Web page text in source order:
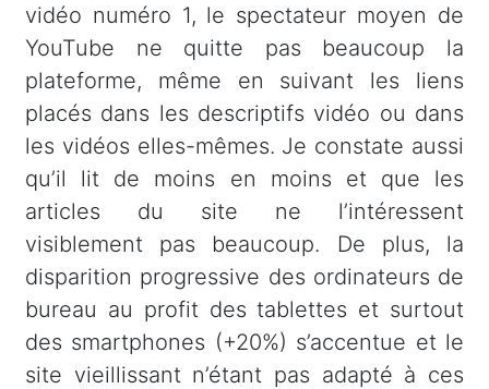
vidéo numéro 1, le spectateur moyen de
YouTube ne quitte pas beaucoup la
plateforme, même en suivant les liens
placés dans les descriptifs vidéo ou dans
les vidéos elles-mêmes. Je constate aussi
qu’il lit de moins en moins et que les
articles du site ne l’intéressent
visiblement pas beaucoup. De plus, la
disparition progressive des ordinateurs de
bureau au profit des tablettes et surtout
des smartphones (+20%) s’accentue et le
site vieillissant n’étant pas adapté à ces